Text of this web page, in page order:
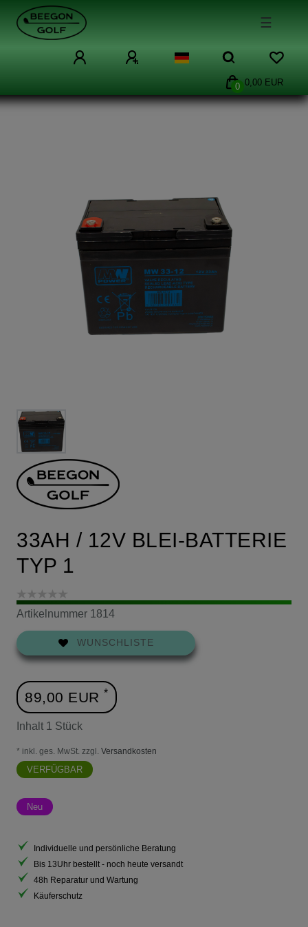
☰
0 0,00 EUR
33AH / 12V BLEI-BATTERIE
TYP 1
Artikelnummer 1814
WUNSCHLISTE
89,00 EUR *
Inhalt 1 Stück
* inkl. ges. MwSt. zzgl. Versandkosten
VERFÜGBAR
Neu
Individuelle und persönliche Beratung
Bis 13Uhr bestellt - noch heute versandt
48h Reparatur und Wartung
Käuferschutz